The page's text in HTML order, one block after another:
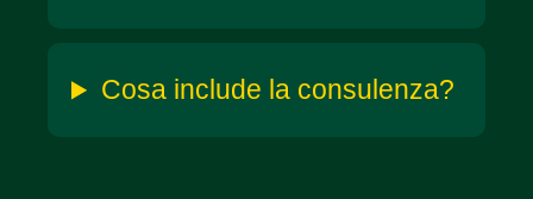
Cosa include la consulenza?